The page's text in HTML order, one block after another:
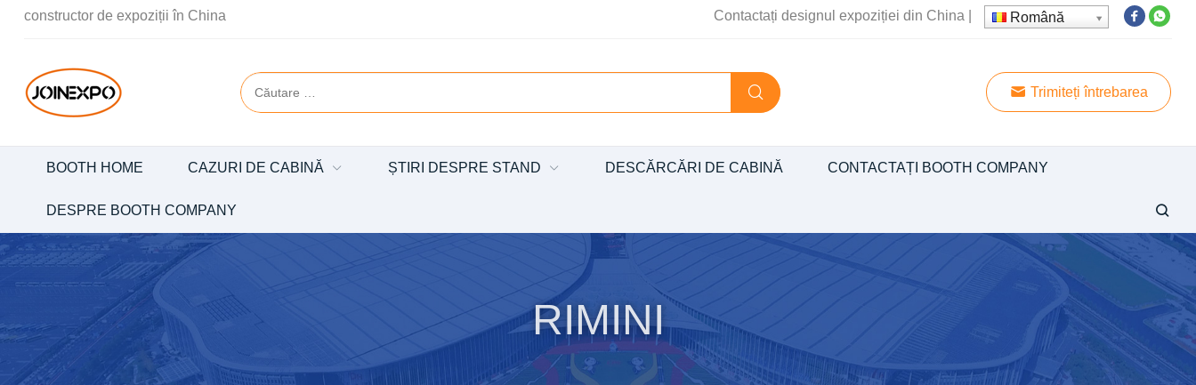
constructor de expoziții în China Contactați designul expoziției din China Română
Trimiteți întrebarea
BOOTH HOME CAZURI DE CABINĂ ȘTIRI DESPRE STAND DESCĂRCĂRI DE CABINĂ CONTACTAȚI BOOTH COMPANY
DESPRE BOOTH COMPANY
RIMINI